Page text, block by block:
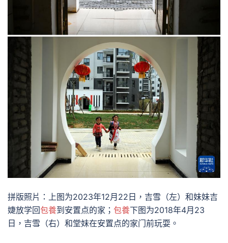
拼版照片：上图为2023年12月22日，吉雪（左）和妹妹吉
婕放学回包養到安置点的家； 包養下图为2018年4月23
日，吉雪（右）和堂妹在安置点的家门前玩耍。